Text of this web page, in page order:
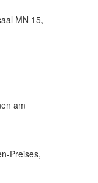
MN 15,
am
Preises,